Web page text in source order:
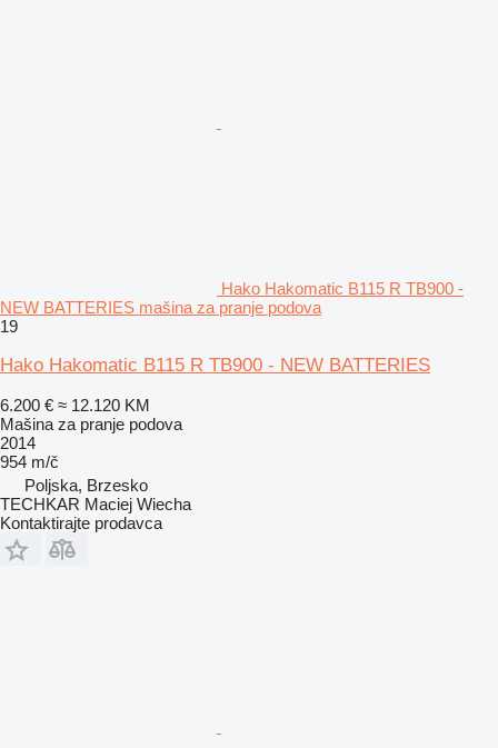
Hako Hakomatic B115 R TB900 -
NEW BATTERIES mašina za pranje podova
19
Hako Hakomatic B115 R TB900 - NEW BATTERIES
6.200 € ≈ 12.120 KM
Mašina za pranje podova
2014
954 m/č
Poljska, Brzesko
TECHKAR Maciej Wiecha
Kontaktirajte prodavca